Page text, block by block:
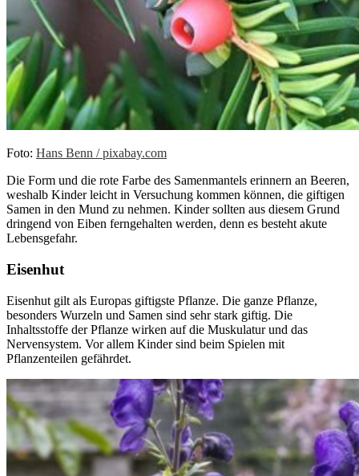
Foto: Hans Benn / pixabay.com
Die Form und die rote Farbe des Samenmantels erinnern an Beeren,
weshalb Kinder leicht in Versuchung kommen können, die giftigen
Samen in den Mund zu nehmen. Kinder sollten aus diesem Grund
dringend von Eiben ferngehalten werden, denn es besteht akute
Lebensgefahr.
Eisenhut
Eisenhut gilt als Europas giftigste Pflanze. Die ganze Pflanze,
besonders Wurzeln und Samen sind sehr stark giftig. Die
Inhaltsstoffe der Pflanze wirken auf die Muskulatur und das
Nervensystem. Vor allem Kinder sind beim Spielen mit
Pflanzenteilen gefährdet.